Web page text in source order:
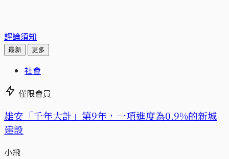
評論須知
最新 更多
社會
僅限會員
​​雄安「千年大計」第9年，一項進度為0.9%的新城
建設
小飛